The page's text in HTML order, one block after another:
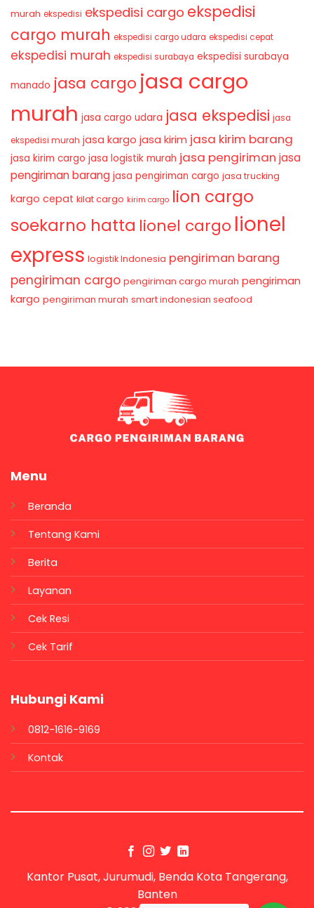
murah ekspedisi ekspedisi cargo ekspedisi
cargo murah ekspedisi cargo udara ekspedisi cepat
ekspedisi murah ekspedisi surabaya ekspedisi surabaya
manado jasa cargo jasa cargo
murah jasa cargo udara jasa ekspedisi jasa
ekspedisi murah jasa kargo jasa kirim jasa kirim barang
jasa kirim cargo jasa logistik murah jasa pengiriman jasa
pengiriman barang jasa pengiriman cargo jasa trucking
kargo cepat kilat cargo kirim cargo lion cargo
soekarno hatta lionel cargo lionel
express logistik Indonesia pengiriman barang
pengiriman cargo pengiriman cargo murah pengiriman
kargo pengiriman murah smart indonesian seafood
Menu
Beranda
Tentang Kami
Berita
Layanan
Cek Resi
Cek Tarif
Hubungi Kami
0812-1616-9169
Kontak
Kantor Pusat, Jurumudi, Benda Kota Tangerang,
Banten